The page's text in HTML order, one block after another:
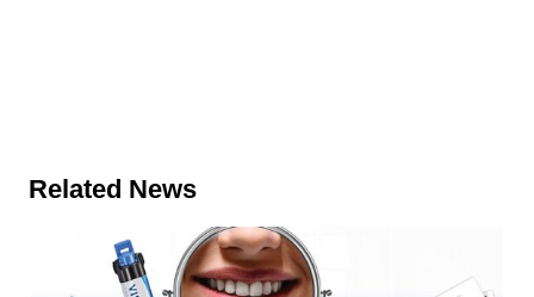
Related News